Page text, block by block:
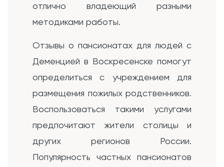
отлично владеющий разными
методиками работы.
Отзывы о пансионатах для людей с
Деменцией в Воскресенске помогут
определиться с учреждением для
размещения пожилых родственников.
Воспользоваться такими услугами
предпочитают жители столицы и
других регионов России.
Популярность частных пансионатов